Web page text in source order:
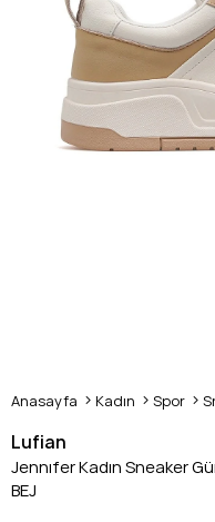
Anasayfa Kadın Spor
Lufian
Jennıfer Kadın Sneaker
BEJ